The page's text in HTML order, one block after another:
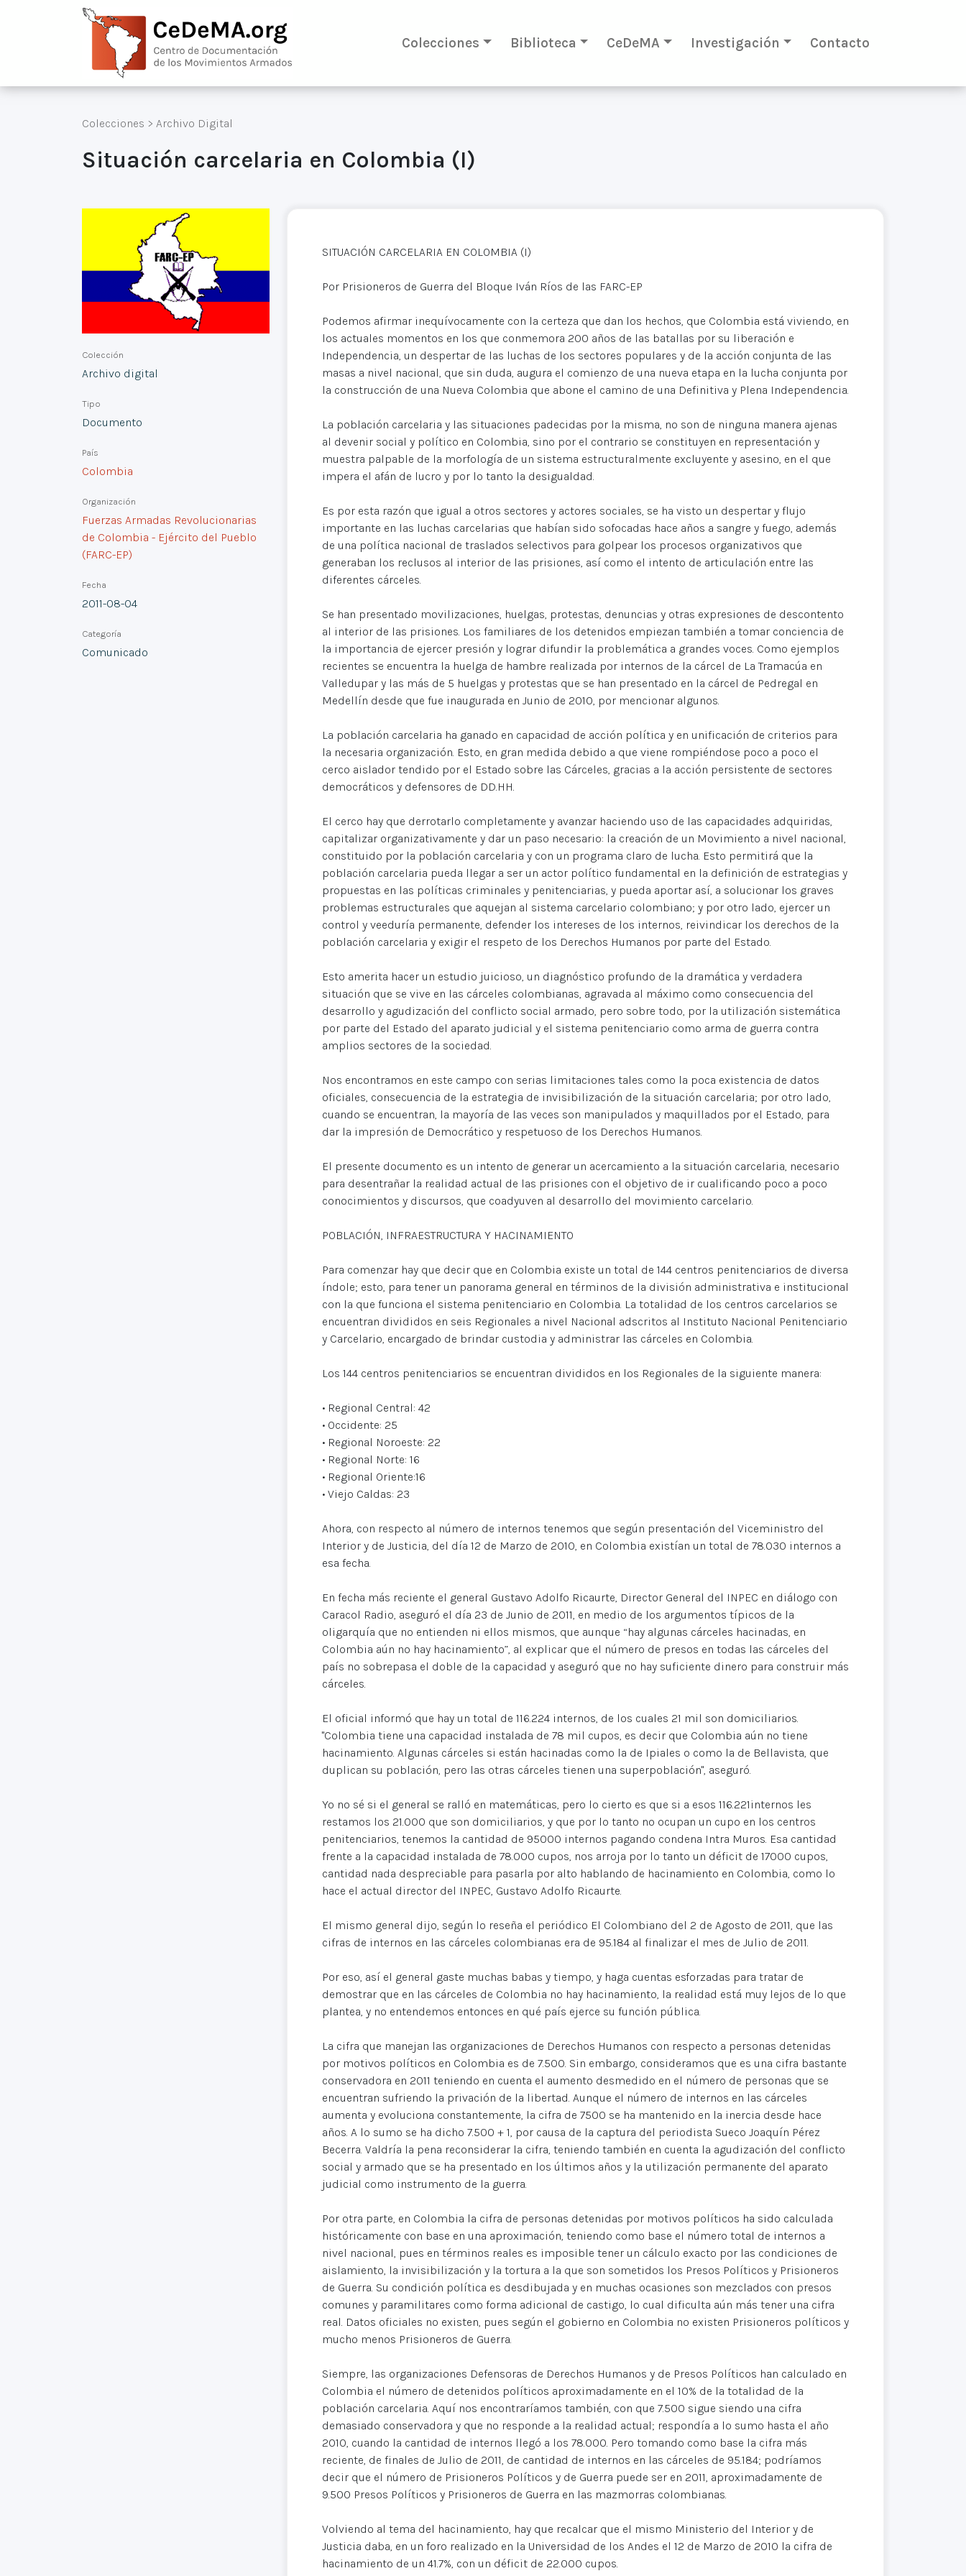
Colecciones Biblioteca CeDeMA Investigación Contacto
Colecciones > Archivo Digital
Situación carcelaria en Colombia (I)
Colección
Archivo digital
Tipo
Documento
País
Colombia
Organización
Fuerzas Armadas Revolucionarias
de Colombia - Ejército del Pueblo
(FARC-EP)
Fecha
2011-08-04
Categoría
Comunicado
SITUACIÓN CARCELARIA EN COLOMBIA (I)
Por Prisioneros de Guerra del Bloque Iván Ríos de las FARC-EP
Podemos afirmar inequívocamente con la certeza que dan los hechos, que Colombia está viviendo, en
los actuales momentos en los que conmemora 200 años de las batallas por su liberación e
Independencia, un despertar de las luchas de los sectores populares y de la acción conjunta de las
masas a nivel nacional, que sin duda, augura el comienzo de una nueva etapa en la lucha conjunta por
la construcción de una Nueva Colombia que abone el camino de una Definitiva y Plena Independencia.
La población carcelaria y las situaciones padecidas por la misma, no son de ninguna manera ajenas
al devenir social y político en Colombia, sino por el contrario se constituyen en representación y
muestra palpable de la morfología de un sistema estructuralmente excluyente y asesino, en el que
impera el afán de lucro y por lo tanto la desigualdad.
Es por esta razón que igual a otros sectores y actores sociales, se ha visto un despertar y flujo
importante en las luchas carcelarias que habían sido sofocadas hace años a sangre y fuego, además
de una política nacional de traslados selectivos para golpear los procesos organizativos que
generaban los reclusos al interior de las prisiones, así como el intento de articulación entre las
diferentes cárceles.
Se han presentado movilizaciones, huelgas, protestas, denuncias y otras expresiones de descontento
al interior de las prisiones. Los familiares de los detenidos empiezan también a tomar conciencia de
la importancia de ejercer presión y lograr difundir la problemática a grandes voces. Como ejemplos
recientes se encuentra la huelga de hambre realizada por internos de la cárcel de La Tramacúa en
Valledupar y las más de 5 huelgas y protestas que se han presentado en la cárcel de Pedregal en
Medellín desde que fue inaugurada en Junio de 2010, por mencionar algunos.
La población carcelaria ha ganado en capacidad de acción política y en unificación de criterios para
la necesaria organización. Esto, en gran medida debido a que viene rompiéndose poco a poco el
cerco aislador tendido por el Estado sobre las Cárceles, gracias a la acción persistente de sectores
democráticos y defensores de DD.HH.
El cerco hay que derrotarlo completamente y avanzar haciendo uso de las capacidades adquiridas,
capitalizar organizativamente y dar un paso necesario: la creación de un Movimiento a nivel nacional,
constituido por la población carcelaria y con un programa claro de lucha. Esto permitirá que la
población carcelaria pueda llegar a ser un actor político fundamental en la definición de estrategias y
propuestas en las políticas criminales y penitenciarias, y pueda aportar así, a solucionar los graves
problemas estructurales que aquejan al sistema carcelario colombiano; y por otro lado, ejercer un
control y veeduría permanente, defender los intereses de los internos, reivindicar los derechos de la
población carcelaria y exigir el respeto de los Derechos Humanos por parte del Estado.
Esto amerita hacer un estudio juicioso, un diagnóstico profundo de la dramática y verdadera
situación que se vive en las cárceles colombianas, agravada al máximo como consecuencia del
desarrollo y agudización del conflicto social armado, pero sobre todo, por la utilización sistemática
por parte del Estado del aparato judicial y el sistema penitenciario como arma de guerra contra
amplios sectores de la sociedad.
Nos encontramos en este campo con serias limitaciones tales como la poca existencia de datos
oficiales, consecuencia de la estrategia de invisibilización de la situación carcelaria; por otro lado,
cuando se encuentran, la mayoría de las veces son manipulados y maquillados por el Estado, para
dar la impresión de Democrático y respetuoso de los Derechos Humanos.
El presente documento es un intento de generar un acercamiento a la situación carcelaria, necesario
para desentrañar la realidad actual de las prisiones con el objetivo de ir cualificando poco a poco
conocimientos y discursos, que coadyuven al desarrollo del movimiento carcelario.
POBLACIÓN, INFRAESTRUCTURA Y HACINAMIENTO
Para comenzar hay que decir que en Colombia existe un total de 144 centros penitenciarios de diversa
índole; esto, para tener un panorama general en términos de la división administrativa e institucional
con la que funciona el sistema penitenciario en Colombia. La totalidad de los centros carcelarios se
encuentran divididos en seis Regionales a nivel Nacional adscritos al Instituto Nacional Penitenciario
y Carcelario, encargado de brindar custodia y administrar las cárceles en Colombia.
Los 144 centros penitenciarios se encuentran divididos en los Regionales de la siguiente manera:
• Regional Central: 42
• Occidente: 25
• Regional Noroeste: 22
• Regional Norte: 16
• Regional Oriente:16
• Viejo Caldas: 23
Ahora, con respecto al número de internos tenemos que según presentación del Viceministro del
Interior y de Justicia, del día 12 de Marzo de 2010, en Colombia existían un total de 78.030 internos a
esa fecha.
En fecha más reciente el general Gustavo Adolfo Ricaurte, Director General del INPEC en diálogo con
Caracol Radio, aseguró el día 23 de Junio de 2011, en medio de los argumentos típicos de la
oligarquía que no entienden ni ellos mismos, que aunque “hay algunas cárceles hacinadas, en
Colombia aún no hay hacinamiento”, al explicar que el número de presos en todas las cárceles del
país no sobrepasa el doble de la capacidad y aseguró que no hay suficiente dinero para construir más
cárceles.
El oficial informó que hay un total de 116.224 internos, de los cuales 21 mil son domiciliarios.
"Colombia tiene una capacidad instalada de 78 mil cupos, es decir que Colombia aún no tiene
hacinamiento. Algunas cárceles si están hacinadas como la de Ipiales o como la de Bellavista, que
duplican su población, pero las otras cárceles tienen una superpoblación", aseguró.
Yo no sé si el general se ralló en matemáticas, pero lo cierto es que si a esos 116.221internos les
restamos los 21.000 que son domiciliarios, y que por lo tanto no ocupan un cupo en los centros
penitenciarios, tenemos la cantidad de 95000 internos pagando condena Intra Muros. Esa cantidad
frente a la capacidad instalada de 78.000 cupos, nos arroja por lo tanto un déficit de 17000 cupos,
cantidad nada despreciable para pasarla por alto hablando de hacinamiento en Colombia, como lo
hace el actual director del INPEC, Gustavo Adolfo Ricaurte.
El mismo general dijo, según lo reseña el periódico El Colombiano del 2 de Agosto de 2011, que las
cifras de internos en las cárceles colombianas era de 95.184 al finalizar el mes de Julio de 2011.
Por eso, así el general gaste muchas babas y tiempo, y haga cuentas esforzadas para tratar de
demostrar que en las cárceles de Colombia no hay hacinamiento, la realidad está muy lejos de lo que
plantea, y no entendemos entonces en qué país ejerce su función pública.
La cifra que manejan las organizaciones de Derechos Humanos con respecto a personas detenidas
por motivos políticos en Colombia es de 7.500. Sin embargo, consideramos que es una cifra bastante
conservadora en 2011 teniendo en cuenta el aumento desmedido en el número de personas que se
encuentran sufriendo la privación de la libertad. Aunque el número de internos en las cárceles
aumenta y evoluciona constantemente, la cifra de 7500 se ha mantenido en la inercia desde hace
años. A lo sumo se ha dicho 7.500 + 1, por causa de la captura del periodista Sueco Joaquín Pérez
Becerra. Valdría la pena reconsiderar la cifra, teniendo también en cuenta la agudización del conflicto
social y armado que se ha presentado en los últimos años y la utilización permanente del aparato
judicial como instrumento de la guerra.
Por otra parte, en Colombia la cifra de personas detenidas por motivos políticos ha sido calculada
históricamente con base en una aproximación, teniendo como base el número total de internos a
nivel nacional, pues en términos reales es imposible tener un cálculo exacto por las condiciones de
aislamiento, la invisibilización y la tortura a la que son sometidos los Presos Políticos y Prisioneros
de Guerra. Su condición política es desdibujada y en muchas ocasiones son mezclados con presos
comunes y paramilitares como forma adicional de castigo, lo cual dificulta aún más tener una cifra
real. Datos oficiales no existen, pues según el gobierno en Colombia no existen Prisioneros políticos y
mucho menos Prisioneros de Guerra.
Siempre, las organizaciones Defensoras de Derechos Humanos y de Presos Políticos han calculado en
Colombia el número de detenidos políticos aproximadamente en el 10% de la totalidad de la
población carcelaria. Aquí nos encontraríamos también, con que 7.500 sigue siendo una cifra
demasiado conservadora y que no responde a la realidad actual; respondía a lo sumo hasta el año
2010, cuando la cantidad de internos llegó a los 78.000. Pero tomando como base la cifra más
reciente, de finales de Julio de 2011, de cantidad de internos en las cárceles de 95.184; podríamos
decir que el número de Prisioneros Políticos y de Guerra puede ser en 2011, aproximadamente de
9.500 Presos Políticos y Prisioneros de Guerra en las mazmorras colombianas.
Volviendo al tema del hacinamiento, hay que recalcar que el mismo Ministerio del Interior y de
Justicia daba, en un foro realizado en la Universidad de los Andes el 12 de Marzo de 2010 la cifra de
hacinamiento de un 41.7%, con un déficit de 22.000 cupos.